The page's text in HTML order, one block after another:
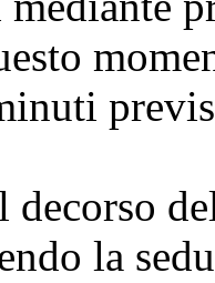
decorso
la